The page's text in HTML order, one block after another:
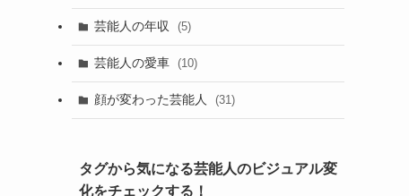
芸能人の年収 (5)
芸能人の愛車 (10)
顔が変わった芸能人 (31)
タグから気になる芸能人のビジュアル変
化をチェックする！